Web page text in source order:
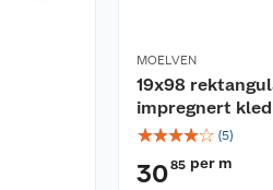
MOELVEN
19x98
impregnert
☆☆☆☆☆ (5)
3085 per m